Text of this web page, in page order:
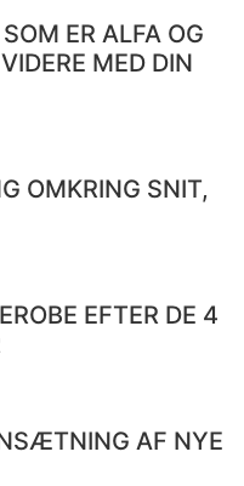
ER ALFA OG
MED DIN
OMKRING SNIT,
EFTER DE 4
AF NYE